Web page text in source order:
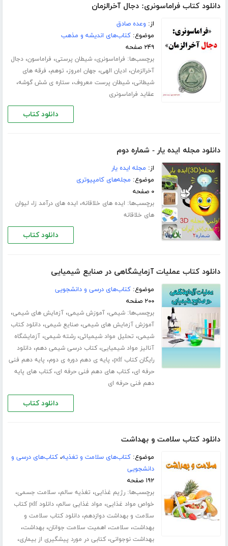
دانلود کتاب فراماسونری: دجال آخرالزمان
از: وعده صادق
موضوع:کتاب‌های اندیشه و مذهب
۲۴۹ صفحه
برچسب‌ها: فراماسونری،شیطان پرستی، فراماسون،دجال
آخرالزمان، ادیان الهی، جهان امروز، توهم، فرقه های
شیطانی،شیطان پرست معروف، ستاره ی شش گوشه،
عقاید فراماسونری
دانلود کتاب
دانلود مجله ایده یار - شماره دوم
از: مجله ایده یار
موضوع: مجله‌های کامپیوتری
۰ صفحه
برچسب‌ها: ایده های خلاقانه، ایده های درآمد زا، لیوان
های خلاقانه
دانلود کتاب
دانلود کتاب عملیات آزمایشگاهی در صنایع شیمیایی
موضوع:کتاب‌های درسی و دانشجویی
۲۰۰ صفحه
برچسب‌ها:شیمی،آموزش شیمی،آزمایش های شیمی،
آموزش آزمایش های شیمی،صنایع شیمی،دانلود کتاب
شیمی، تحلیل مواد شیمیائی،رشته شیمی،آزمایشگاه
آنالیز مواد شیمیایی،کتاب درسی شیمی دهم،دانلود
رایگان کتاب pdf
، پایه ی دهم دوره ی دوم، پایه دهم فنی
حرفه ای،کتاب های دهم فنی حرفه ای،کتاب های پایه
دهم فنی حرفه ای
دانلود کتاب
دانلود کتاب سلامت و بهداشت
موضوع:کتاب‌های سلامت و تغذیه،کتاب‌های درسی و
دانشجویی
۱۹۲ صفحه
برچسب‌ها:رژیم غذایی، تغذیه سالم، سلامت جسمی،
خواص مواد غذایی، مواد غذایی سالم،
دانلود pdf کتاب
سلامت و بهداشت دوازدهم،دانلود کتاب سلامت و
بهداشت، سلامت، اهمیت سلامت جوانان،بهداشت،
بهداشت نوجوانی،کتابی در مورد پیشگیری از بیماری،